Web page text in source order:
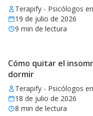
Terapify - Psicólogos
19 de julio de 2026
9 min de lectura
Cómo quitar el
dormir
Terapify - Psicólogos
18 de julio de 2026
8 min de lectura